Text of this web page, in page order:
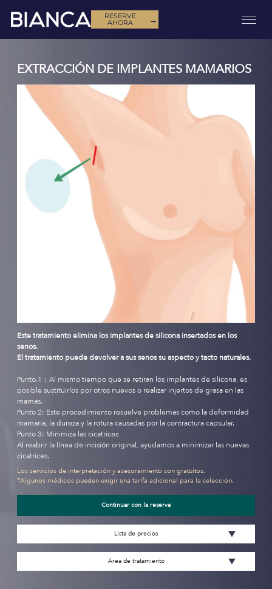
RESERVE
AHORA →
EXTRACCIÓN DE IMPLANTES MAMARIOS
Este tratamiento elimina los implantes de silicona insertados en los
senos.
El tratamiento puede devolver a sus senos su aspecto y tacto naturales.
Punto.1：Al mismo tiempo que se retiran los implantes de silicona, es
posible sustituirlos por otros nuevos o realizar injertos de grasa en las
mamas.
Punto 2: Este procedimiento resuelve problemas como la deformidad
mamaria, la dureza y la rotura causadas por la contractura capsular.
Punto 3: Minimiza las cicatrices
Al reabrir la línea de incisión original, ayudamos a minimizar las nuevas
cicatrices.
Los servicios de interpretación y asesoramiento son gratuitos.
*Algunos médicos pueden exigir una tarifa adicional para la selección.
Continuar con la reserva
Lista de precios
Área de tratamiento